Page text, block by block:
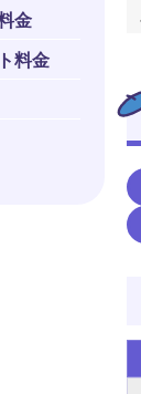
金
料金